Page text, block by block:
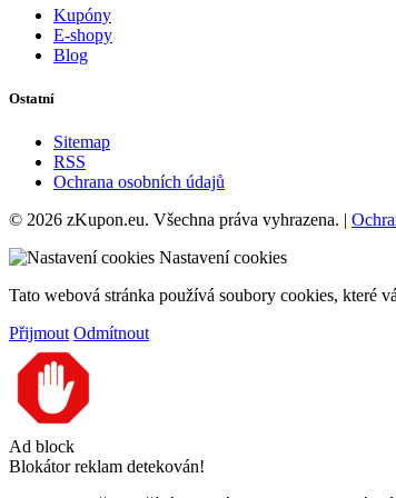
Kupóny
E-shopy
Blog
Ostatní
Sitemap
RSS
Ochrana osobních údajů
© 2026 zKupon.eu. Všechna práva vyhrazena. |
Nastavení cookies
Tato webová stránka používá soubory cookies, které
Přijmout Odmítnout
Ad block
Blokátor reklam detekován!